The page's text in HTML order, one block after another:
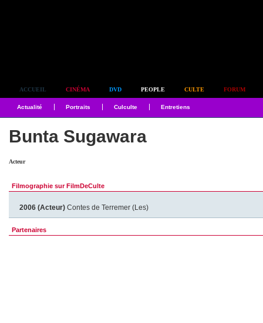
ACCUEIL CINÉMA DVD PEOPLE CULTE FORUM
Actualité Portraits Culculte Entretiens
Bunta Sugawara
Acteur
Filmographie sur FilmDeCulte
2006 (Acteur) Contes de Terremer (Les)
Partenaires